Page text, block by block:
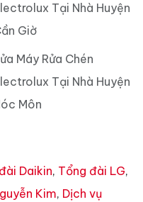
Tại Nhà Huyện
Giờ
Máy Rửa Chén
Tại Nhà Huyện
Môn
Daikin, Tổng đài LG,
Kim, Dịch vụ